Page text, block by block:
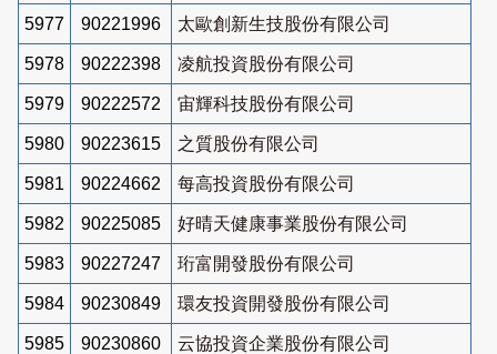
5977 90221996 太歐創新生技股份有限公司
5978 90222398 凌航投資股份有限公司
5979 90222572 宙輝科技股份有限公司
5980 90223615 之質股份有限公司
5981 90224662 每高投資股份有限公司
5982 90225085 好晴天健康事業股份有限公司
5983 90227247 珩富開發股份有限公司
5984 90230849 環友投資開發股份有限公司
5985 90230860 云協投資企業股份有限公司